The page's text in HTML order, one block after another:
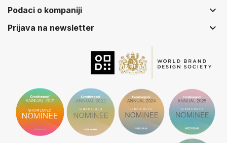
Podaci o kompaniji keyboard_arrow_down
Prijava na newsletter keyboard_arrow_down